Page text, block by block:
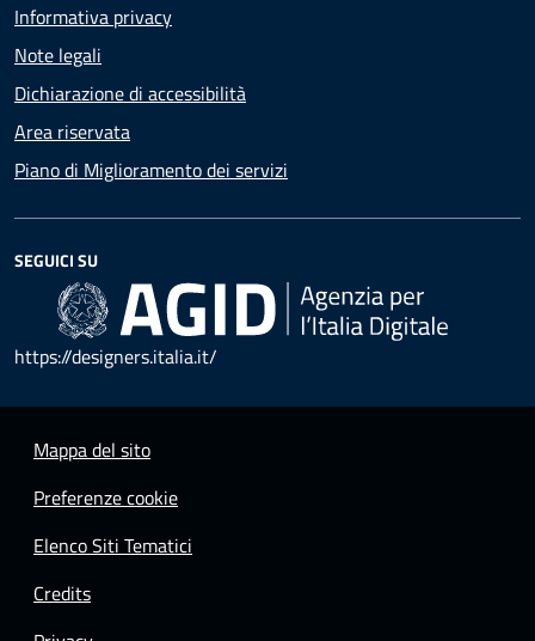
Informativa privacy
Note legali
Dichiarazione di accessibilità
Area riservata
Piano di Miglioramento dei servizi
SEGUICI SU
https://designers.italia.it/
Mappa del sito
Preferenze cookie
Elenco Siti Tematici
Credits